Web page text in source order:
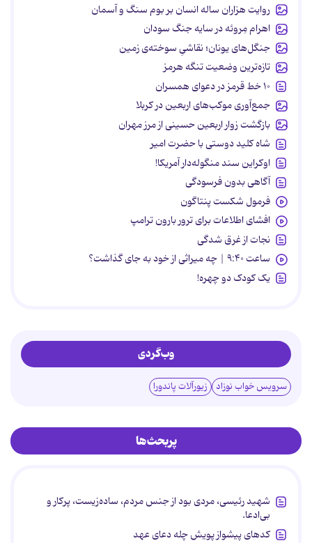
روایت هزاران ساله انسان بر بوم سنگ و آسمان
اهرام مِروئه در سایه جنگ سودان
جنگل‌های یونان؛ نقاشیِ سوخته‌ی زمین
تازه‌ترین وضعیت تنگه هرمز
۱۰ خط قرمز در دعوای همسران
جمع‌آوری موکب‌های اربعین در کربلا
بازگشت زوار اربعین حسینی از مرز مهران
شاه کلید دوستی با حضرت امیر
اوکراین سند منگوله‌دار آمریکا!
آگاهی بدون فرسودگی
فرمول شکست پنتاگون
افشای اطلاعات برای ترور بارون ترامپ
نجات از غرق شدگی
ساعت ۹:۴۰ | چه میراثی از خود به جای گذاشت؟
یک کودک دو چهره!
وب‌گردی
سرویس خواب نوزاد زیورآلات پاندورا
پربحث‌ها
شهید رئیسی، مردی بود از جنس مردم، ساده‌زیست، پرکار و
بی‌ادعا.
کدهای پیشواز پویش چله دعای عهد